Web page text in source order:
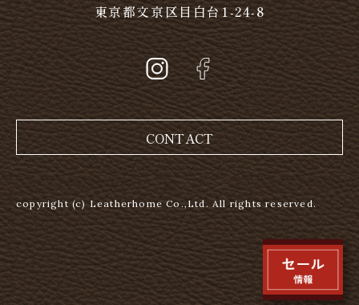
東京都文京区目白台1-24-8
CONTACT
copyright (c) Leatherhome Co.,Ltd. All rights reserved.